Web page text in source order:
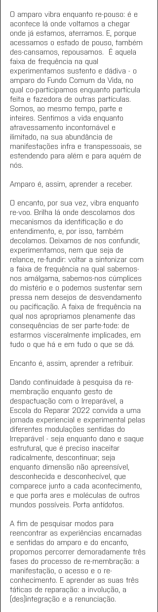
O amparo vibra enquanto re-pouso: é e
acontece lá onde voltamos a chegar
onde já estamos, aterramos. E, porque
acessamos o estado de pouso, também
des-cansamos, repousamos.  É aquela
faixa de frequência na qual
experimentamos sustento e dádiva - o
amparo do Fundo Comum da Vida, no
qual co-participamos enquanto partícula
feita e fazedora de outras partículas.
Somos, ao mesmo tempo, parte e
inteires. Sentimos a vida enquanto
atravessamento incontornável e
ilimitado, na sua abundância de
manifestações infra e transpessoais, se
estendendo para além e para aquém de
nós.
Amparo é, assim, aprender a receber.
O encanto, por sua vez, vibra enquanto
re-voo. Brilha lá onde descolamos dos
mecanismos da identificação e do
entendimento, e, por isso, também
decolamos. Deixamos de nos confundir,
experimentamos, nem que seja de
relance, re-fundir: voltar a sintonizar com
a faixa de frequência na qual sabemos-
nos amálgama, sabemos-nos cúmplices
do mistério e o podemos sustentar sem
pressa nem desejos de desvendamento
ou pacificação. A faixa de frequência na
qual nos apropriamos plenamente das
consequências de ser parte-tode: de
estarmos visceralmente implicades, em
tudo o que há e em tudo o que se dá.
Encanto é, assim, aprender a retribuir.
Dando continuidade à pesquisa da re-
membração enquanto gesto de
despactuação com o Irreparável, a
Escola do Reparar 2022 convida a uma
jornada experiencial e experimental pelas
diferentes modulações sentidas do
Irreparável - seja enquanto dano e saque
estrutural, que é preciso inaceitar
radicalmente, descontinuar; seja
enquanto dimensão não apreensível,
desconhecida e desconhecível, que
comparece junto a cada acontecimento,
e que porta ares e moléculas de outros
mundos possíveis. Porta antídotos.
A fim de pesquisar modos para
reencontrar as experiências encarnadas
e sentidas do amparo e do encanto,
propomos percorrer demoradamente três
fases do processo de re-membração: a
manifestação, o acesso e o re-
conhecimento. E aprender as suas três
táticas de reparação: a involução, a
(des)integração e a renunciação.